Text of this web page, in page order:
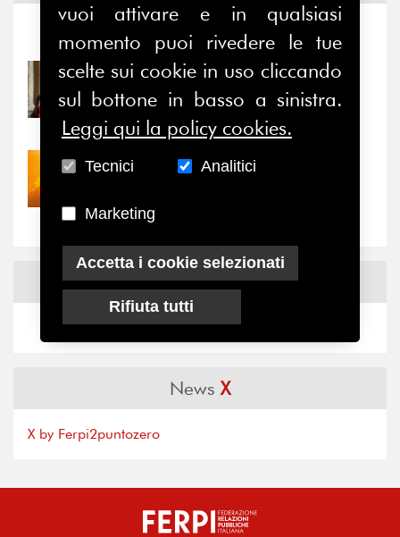
Notizie Eventi
31/07/2026
Prima della pausa estiva,
il valore di...
30/07/2026
“grande cecità”: la...
NewsFacebook
NewsX
X by Ferpi2puntozero
vuoi attivare e in qualsiasi
momento puoi rivedere le tue
scelte sui cookie in uso cliccando
sul bottone in basso a sinistra.
Leggi qui la policy cookies.
Tecnici Analitici
Marketing
Accetta i cookie selezionati
Rifiuta tutti